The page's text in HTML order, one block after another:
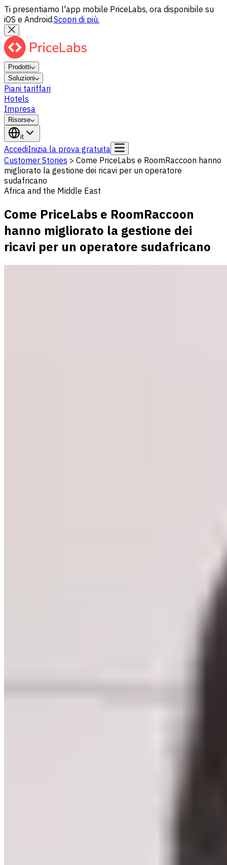
Ti presentiamo l'app mobile PriceLabs, ora disponibile su
iOS e Android.Scopri di più.
Prodotti
Soluzioni
Piani tariffari
Hotels
Impresa
Risorse
it
AccediInizia la prova gratuita
Customer Stories > Come PriceLabs e RoomRaccoon hanno
migliorato la gestione dei ricavi per un operatore
sudafricano
Africa and the Middle East
Come PriceLabs e RoomRaccoon
hanno migliorato la gestione dei
ricavi per un operatore sudafricano